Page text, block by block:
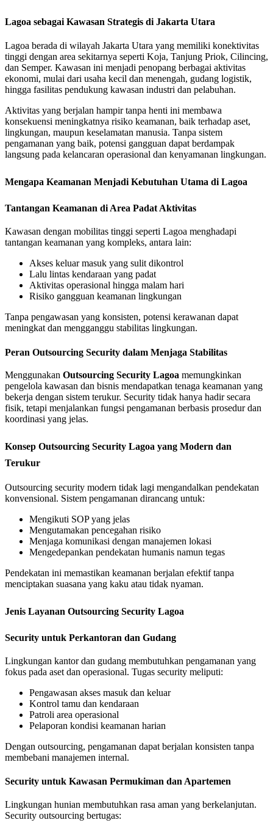
Lagoa sebagai Kawasan Strategis di Jakarta Utara
Lagoa berada di wilayah Jakarta Utara yang memiliki konektivitas
tinggi dengan area sekitarnya seperti Koja, Tanjung Priok, Cilincing,
dan Semper. Kawasan ini menjadi penopang berbagai aktivitas
ekonomi, mulai dari usaha kecil dan menengah, gudang logistik,
hingga fasilitas pendukung kawasan industri dan pelabuhan.
Aktivitas yang berjalan hampir tanpa henti ini membawa
konsekuensi meningkatnya risiko keamanan, baik terhadap aset,
lingkungan, maupun keselamatan manusia. Tanpa sistem
pengamanan yang baik, potensi gangguan dapat berdampak
langsung pada kelancaran operasional dan kenyamanan lingkungan.
Mengapa Keamanan Menjadi Kebutuhan Utama di Lagoa
Tantangan Keamanan di Area Padat Aktivitas
Kawasan dengan mobilitas tinggi seperti Lagoa menghadapi
tantangan keamanan yang kompleks, antara lain:
Akses keluar masuk yang sulit dikontrol
Lalu lintas kendaraan yang padat
Aktivitas operasional hingga malam hari
Risiko gangguan keamanan lingkungan
Tanpa pengawasan yang konsisten, potensi kerawanan dapat
meningkat dan mengganggu stabilitas lingkungan.
Peran Outsourcing Security dalam Menjaga Stabilitas
Menggunakan Outsourcing Security Lagoa memungkinkan
pengelola kawasan dan bisnis mendapatkan tenaga keamanan yang
bekerja dengan sistem terukur. Security tidak hanya hadir secara
fisik, tetapi menjalankan fungsi pengamanan berbasis prosedur dan
koordinasi yang jelas.
Konsep Outsourcing Security Lagoa yang Modern dan
Terukur
Outsourcing security modern tidak lagi mengandalkan pendekatan
konvensional. Sistem pengamanan dirancang untuk:
Mengikuti SOP yang jelas
Mengutamakan pencegahan risiko
Menjaga komunikasi dengan manajemen lokasi
Mengedepankan pendekatan humanis namun tegas
Pendekatan ini memastikan keamanan berjalan efektif tanpa
menciptakan suasana yang kaku atau tidak nyaman.
Jenis Layanan Outsourcing Security Lagoa
Security untuk Perkantoran dan Gudang
Lingkungan kantor dan gudang membutuhkan pengamanan yang
fokus pada aset dan operasional. Tugas security meliputi:
Pengawasan akses masuk dan keluar
Kontrol tamu dan kendaraan
Patroli area operasional
Pelaporan kondisi keamanan harian
Dengan outsourcing, pengamanan dapat berjalan konsisten tanpa
membebani manajemen internal.
Security untuk Kawasan Permukiman dan Apartemen
Lingkungan hunian membutuhkan rasa aman yang berkelanjutan.
Security outsourcing bertugas: